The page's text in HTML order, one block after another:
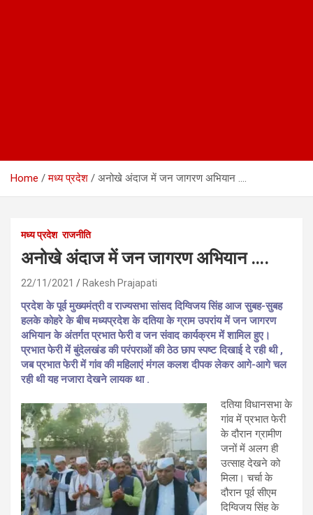
Home मध्य प्रदेश अनोखे अंदाज में जन जागरण अभियान ….
मध्य प्रदेश राजनीति
अनोखे अंदाज में जन जागरण अभियान ….
22/11/2021 Rakesh Prajapati
प्रदेश के पूर्व मुख्यमंत्री व राज्यसभा सांसद दिग्विजय सिंह आज सुबह-सुबह
हलके कोहरे के बीच मध्यप्रदेश के दतिया के ग्राम उपरांय में जन जागरण
अभियान के अंतर्गत प्रभात फेरी व जन संवाद कार्यक्रम में शामिल हुए।
प्रभात फेरी में बुंदेलखंड की परंपराओं की ठेठ छाप स्पष्ट दिखाई दे रही थी ,
जब प्रभात फेरी में गांव की महिलाएं मंगल कलश दीपक लेकर आगे-आगे चल
रही थी यह नजारा देखने लायक था .
दतिया विधानसभा के
गांव में प्रभात फेरी
के दौरान ग्रामीण
जनों में अलग ही
उत्साह देखने को
मिला। चर्चा के
दौरान पूर्व सीएम
दिग्विजय सिंह के